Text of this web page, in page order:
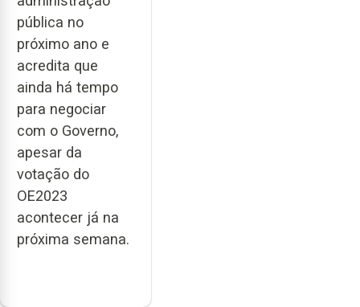
pública no
próximo ano e
acredita que
ainda há tempo
para negociar
com o Governo,
apesar da
votação do
OE2023
acontecer já na
próxima semana.